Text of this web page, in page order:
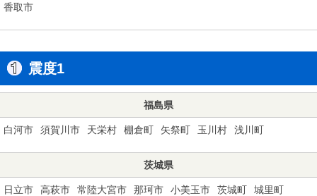
香取市
震度1
福島県
白河市 須賀川市 天栄村 棚倉町 矢祭町 玉川村 浅川町
茨城県
日立市 高萩市 常陸大宮市 那珂市 小美玉市 茨城町
城里町